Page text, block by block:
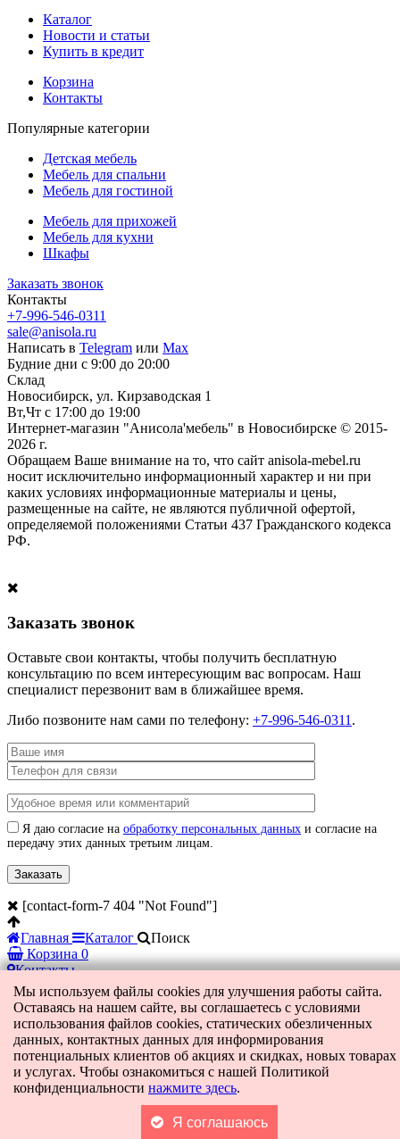
Каталог
Новости и статьи
Купить в кредит
Корзина
Контакты
Популярные категории
Детская мебель
Мебель для спальни
Мебель для гостиной
Мебель для прихожей
Мебель для кухни
Шкафы
Заказать звонок
Контакты
+7-996-546-0311
sale@anisola.ru
Написать в Telegram или Max
Будние дни с 9:00 до 20:00
Склад
Новосибирск, ул. Кирзаводская 1
Вт,Чт с 17:00 до 19:00
Интернет-магазин "Анисола'мебель" в Новосибирске © 2015-
2026 г.
Обращаем Ваше внимание на то, что сайт anisola-mebel.ru
носит исключительно информационный характер и ни при
каких условиях информационные материалы и цены,
размещенные на сайте, не являются публичной офертой,
определяемой положениями Статьи 437 Гражданского кодекса
РФ.
Заказать звонок
Оставьте свои контакты, чтобы получить бесплатную
консультацию по всем интересующим вас вопросам. Наш
специалист перезвонит вам в ближайшее время.
Либо позвоните нам сами по телефону: +7-996-546-0311 .
Я даю согласие на обработку персональных данных и согласие на
передачу этих данных третьим лицам.
[contact-form-7 404 "Not Found"]
Главная Каталог
Поиск
Корзина 0
Контакты
Мы используем файлы cookies для улучшения работы сайта.
Оставаясь на нашем сайте, вы соглашаетесь с условиями
использования файлов cookies, статических обезличенных
данных, контактных данных для информирования
потенциальных клиентов об акциях и скидках, новых товарах
и услугах. Чтобы ознакомиться с нашей Политикой
конфиденциальности нажмите здесь.
Я соглашаюсь